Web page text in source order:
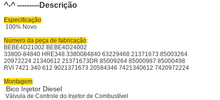
^-^ ---------Descrição
Especificação:
100% Novo
Número da peça de fabricação:
BEBE4D21002 BEBE4D24002
33800-84840 HRE348 3380084840 63229468 21371673 85003264
20972224 21340612 21371673DR 85009264 85000987 85000498
RVI 7421 340 612 9021371673 20584346 7421340612 7420972224
Montagem:
Bico Injetor Diesel
Válvula de Controle do Injetor de Combustível